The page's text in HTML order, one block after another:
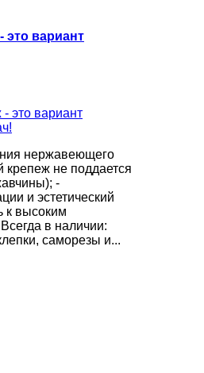
вариант
нержавеющего
не поддается
-
и эстетический
к высоким
в наличии:
саморезы и...